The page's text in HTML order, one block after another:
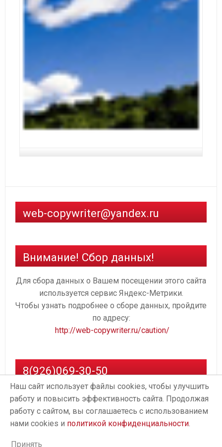
web-copywriter@yandex.ru
Внимание! Сбор данных!
Для сбора данных о Вашем посещении этого сайта
используется сервис Яндекс-Метрики.
Чтобы узнать подробнее о сборе данных, пройдите
по адресу:
http://web-copywriter.ru/caution/
8(926)069-30-50
Наш сайт использует файлы cookies, чтобы улучшить
работу и повысить эффективность сайта. Продолжая
работу с сайтом, вы соглашаетесь с использованием
нами cookies и политикой конфиденциальности.
Принять